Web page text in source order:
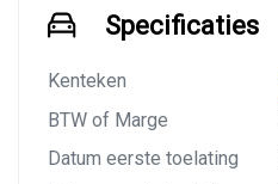
Specificaties
Kenteken
BTW of Marge
Datum eerste toelating